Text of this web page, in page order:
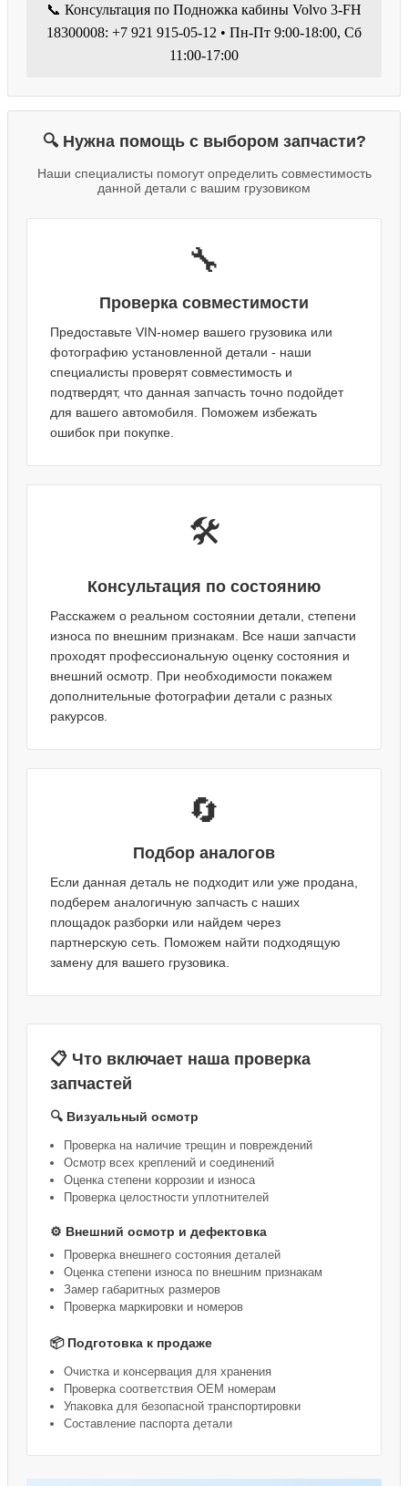
📞 Консультация по Подножка кабины Volvo 3-FH
18300008: +7 921 915-05-12 • Пн-Пт 9:00-18:00, Сб
11:00-17:00
🔍 Нужна помощь с выбором запчасти?
Наши специалисты помогут определить совместимость
данной детали с вашим грузовиком
🔧
Проверка совместимости
Предоставьте VIN-номер вашего грузовика или
фотографию установленной детали - наши
специалисты проверят совместимость и
подтвердят, что данная запчасть точно подойдет
для вашего автомобиля. Поможем избежать
ошибок при покупке.
🛠️
Консультация по состоянию
Расскажем о реальном состоянии детали, степени
износа по внешним признакам. Все наши запчасти
проходят профессиональную оценку состояния и
внешний осмотр. При необходимости покажем
дополнительные фотографии детали с разных
ракурсов.
🔄
Подбор аналогов
Если данная деталь не подходит или уже продана,
подберем аналогичную запчасть с наших
площадок разборки или найдем через
партнерскую сеть. Поможем найти подходящую
замену для вашего грузовика.
📋 Что включает наша проверка
запчастей
🔍 Визуальный осмотр
Проверка на наличие трещин и повреждений
Осмотр всех креплений и соединений
Оценка степени коррозии и износа
Проверка целостности уплотнителей
⚙️ Внешний осмотр и дефектовка
Проверка внешнего состояния деталей
Оценка степени износа по внешним признакам
Замер габаритных размеров
Проверка маркировки и номеров
📦 Подготовка к продаже
Очистка и консервация для хранения
Проверка соответствия OEM номерам
Упаковка для безопасной транспортировки
Составление паспорта детали